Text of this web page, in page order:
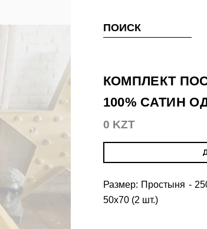
ПОИСК
КОМПЛЕКТ
100% САТИН
0 KZT
Размер: Простыня -
50х70 (2 шт.)